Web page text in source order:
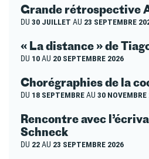
Grande rétrospective
DU 30 JUILLET AU 23 SEPTEMBRE
« La distance » de
DU 10AU 20 SEPTEMBRE 2026
Chorégraphies de la
DU 18 SEPTEMBREAU 30
Rencontre avec
Schneck
DU 22AU 23 SEPTEMBRE 2026